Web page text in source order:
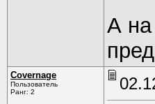
А на
Covernage
Пользователь
Ранг: 2